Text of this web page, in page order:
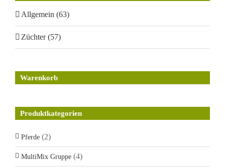
Allgemein (63)
Züchter (57)
Warenkorb
Produktkategorien
Pferde (2)
MultiMix Gruppe (4)